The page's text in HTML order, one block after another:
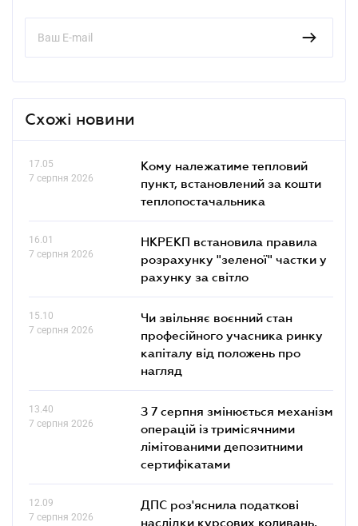
Схожі новини
17.05
7 серпня 2026
Кому належатиме тепловий
пункт, встановлений за кошти
теплопостачальника
16.01
7 серпня 2026
НКРЕКП встановила правила
розрахунку "зеленої" частки у
рахунку за світло
15.10
7 серпня 2026
Чи звільняє воєнний стан
професійного учасника ринку
капіталу від положень про
нагляд
13.40
7 серпня 2026
З 7 серпня змінюється механізм
операцій із тримісячними
лімітованими депозитними
сертифікатами
12.09
7 серпня 2026
ДПС роз'яснила податкові
наслідки курсових коливань,